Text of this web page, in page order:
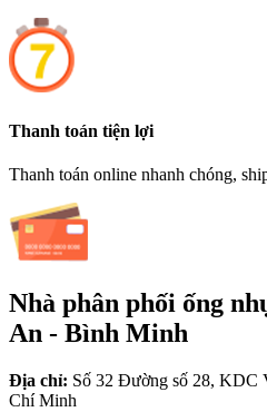
Thanh toán tiện lợi
Thanh toán online nhanh chóng,
Nhà phân phối ống
An - Bình Minh
Địa chỉ: Số 32 Đường số 28, KDC
Chí Minh